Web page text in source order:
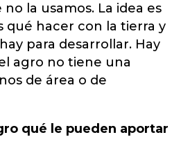
la usamos. La idea es
qué hacer con la tierra y
para desarrollar. Hay
agro no tiene una
de área o de
qué le pueden aportar